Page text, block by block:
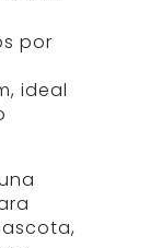
por
ideal